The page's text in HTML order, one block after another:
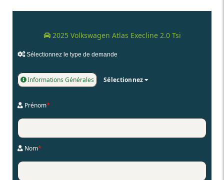
2025 Volkswagen Atlas Execline 2.0 Tsi
Sélectionnez le type de demande
Informations Générales Sélectionnez
Prénom*
Nom*